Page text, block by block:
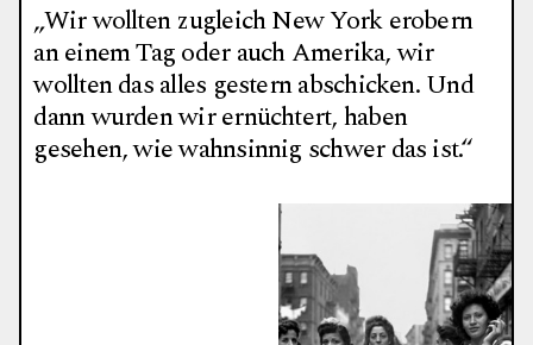
„Wir wollten zugleich New York erobern
an einem Tag oder auch Amerika, wir
wollten das alles gestern abschicken. Und
dann wurden wir ernüchtert, haben
gesehen, wie wahnsinnig schwer das ist.“